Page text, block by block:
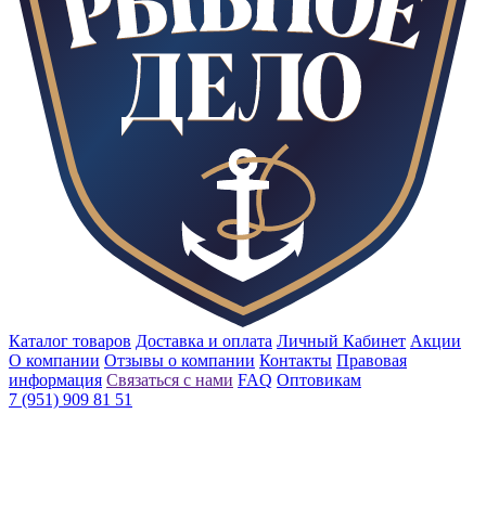
Каталог товаров Доставка и оплата Личный Кабинет Акции
О компании Отзывы о компании Контакты Правовая
информация Связаться с нами FAQ Оптовикам
7 (951) 909 81 51